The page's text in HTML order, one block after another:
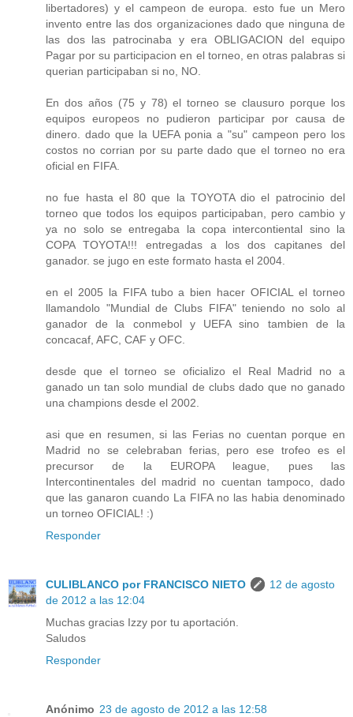
libertadores) y el campeon de europa. esto fue un Mero
invento entre las dos organizaciones dado que ninguna de
las dos las patrocinaba y era OBLIGACION del equipo
Pagar por su participacion en el torneo, en otras palabras si
querian participaban si no, NO.
En dos años (75 y 78) el torneo se clausuro porque los
equipos europeos no pudieron participar por causa de
dinero. dado que la UEFA ponia a "su" campeon pero los
costos no corrian por su parte dado que el torneo no era
oficial en FIFA.
no fue hasta el 80 que la TOYOTA dio el patrocinio del
torneo que todos los equipos participaban, pero cambio y
ya no solo se entregaba la copa intercontiental sino la
COPA TOYOTA!!! entregadas a los dos capitanes del
ganador. se jugo en este formato hasta el 2004.
en el 2005 la FIFA tubo a bien hacer OFICIAL el torneo
llamandolo "Mundial de Clubs FIFA" teniendo no solo al
ganador de la conmebol y UEFA sino tambien de la
concacaf, AFC, CAF y OFC.
desde que el torneo se oficializo el Real Madrid no a
ganado un tan solo mundial de clubs dado que no ganado
una champions desde el 2002.
asi que en resumen, si las Ferias no cuentan porque en
Madrid no se celebraban ferias, pero ese trofeo es el
precursor de la EUROPA league, pues las
Intercontinentales del madrid no cuentan tampoco, dado
que las ganaron cuando La FIFA no las habia denominado
un torneo OFICIAL! :)
Responder
CULIBLANCO por FRANCISCO NIETO
12 de agosto
de 2012 a las 12:04
Muchas gracias Izzy por tu aportación.
Saludos
Responder
Anónimo 23 de agosto de 2012 a las 12:58